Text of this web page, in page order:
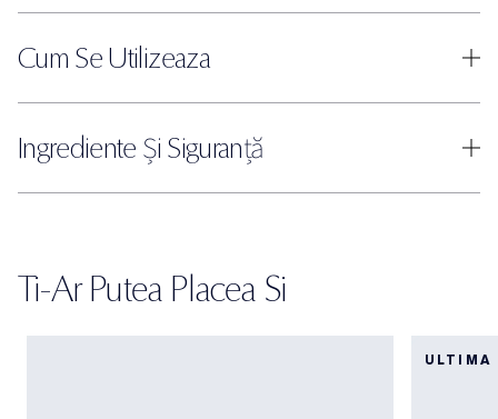
Cum Se Utilizeaza
Ingrediente Și Siguranță
Ti-Ar Putea Placea Si
ULTIMA